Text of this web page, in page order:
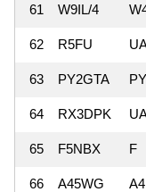
61 W9IL/4
62 R5FU
63 PY2GTA PY
64 RX3DPK
65 F5NBX F
66 A45WG A4